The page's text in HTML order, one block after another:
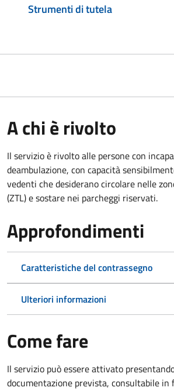
Strumenti di tutela
A chi è rivolto
Il servizio è rivolto alle persone con
deambulazione, con capacità
vedenti che desiderano circolare nelle
(ZTL) e sostare nei parcheggi riservati.
Approfondimenti
Caratteristiche del contrassegno
Ulteriori informazioni
Come fare
Il servizio può essere attivato
documentazione prevista, consultabile in